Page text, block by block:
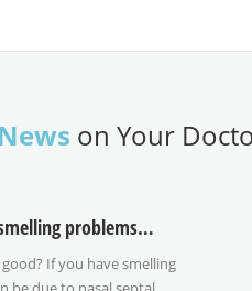
on Your
problems…
If you have smelling